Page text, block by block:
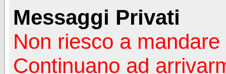
Messaggi Privati
Non riesco a
Continuano ad